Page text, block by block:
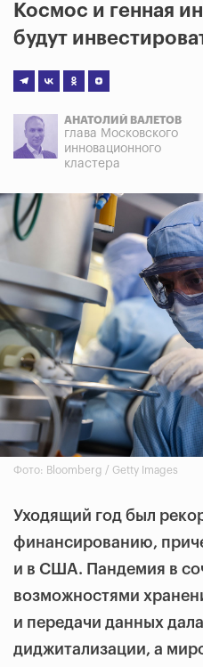
Космос и генная
будут
АНАТОЛИЙ ВАЛЕТОВ
глава Московского
инновационного
кластера
Фото: Bloomberg / Getty Images
Уходящий год был
финансированию,
и в США. Пандемия в
возможностями
и передачи данных
диджитализации, а